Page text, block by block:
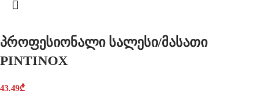
პროფესიონალი სალესი/მასათი
PINTINOX
43.49₾